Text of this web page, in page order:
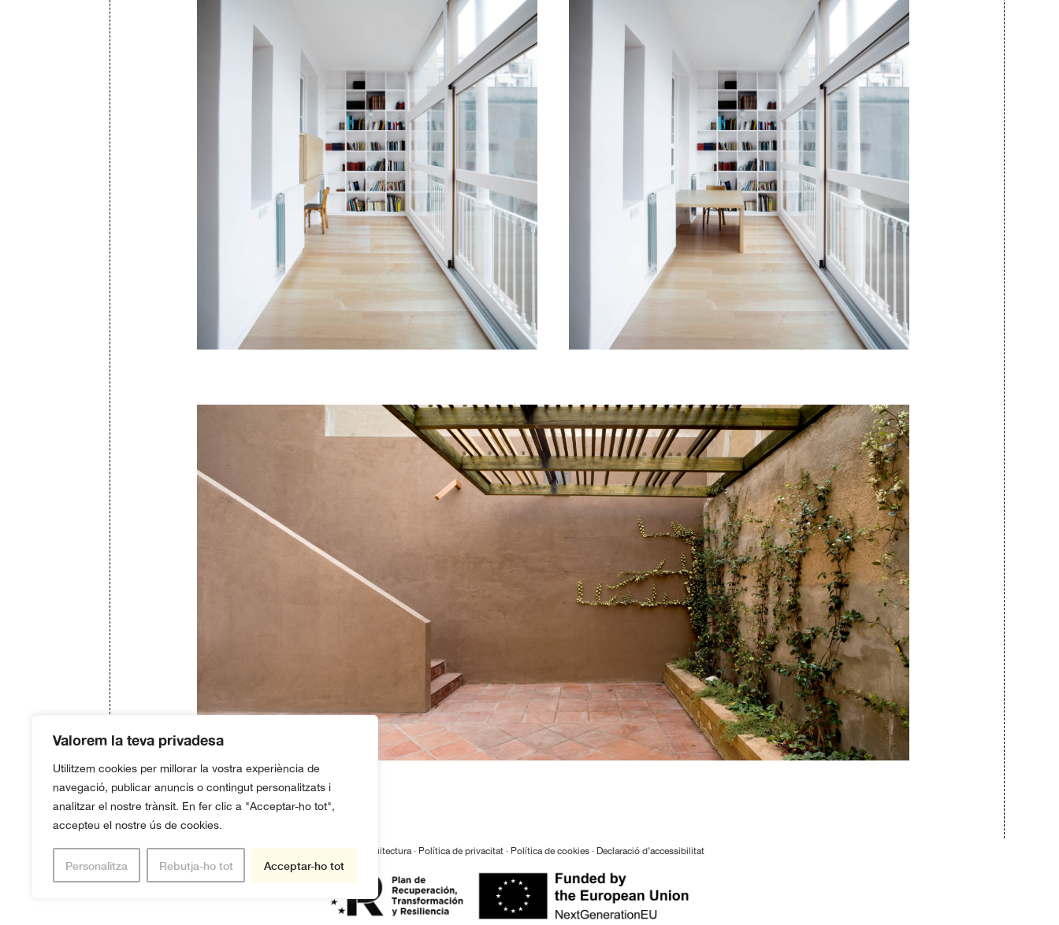
Valorem la teva privadesa
Utilitzem cookies per millorar la vostra experiència de
navegació, publicar anuncis o contingut personalitzats i
analitzar el nostre trànsit. En fer clic a "Acceptar-ho tot",
accepteu el nostre ús de cookies.
Personalitza Rebutja-ho tot Acceptar-ho tot
Martí Sanz Arquitectura · Política de privacitat · Política de cookies · Declaració d’accessibilitat